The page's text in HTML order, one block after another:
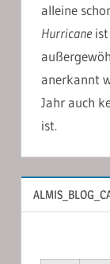
alleine
Hurricaneist
anerkannt
Jahr auch
ist.